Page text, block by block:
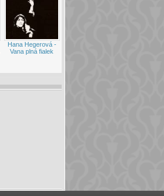
Hana Hegerová -
Vana plná fialek